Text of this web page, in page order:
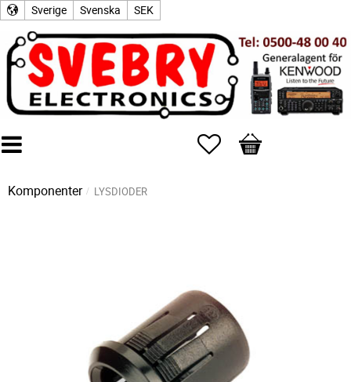
Sverige Svenska SEK
Favoriter
Kundvagn
Komponenter LYSDIODER